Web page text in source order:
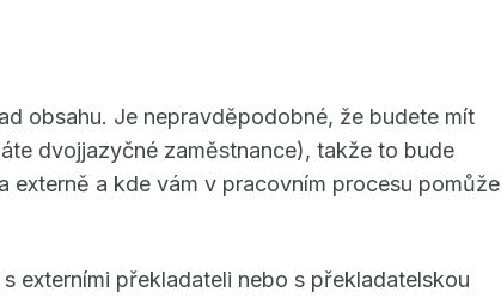
obsahu. Je nepravděpodobné, že budete mít
dvojjazyčné zaměstnance), takže to bude
externě a kde vám v pracovním procesu pomůže
externími překladateli nebo s překladatelskou